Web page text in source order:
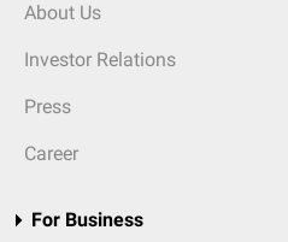
About Us
Investor Relations
Press
Career
For Business